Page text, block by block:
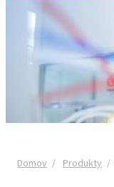
Domov Produkty